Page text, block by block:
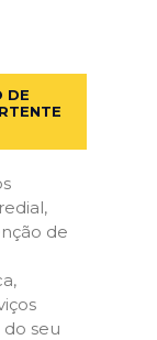
DE
de
do seu